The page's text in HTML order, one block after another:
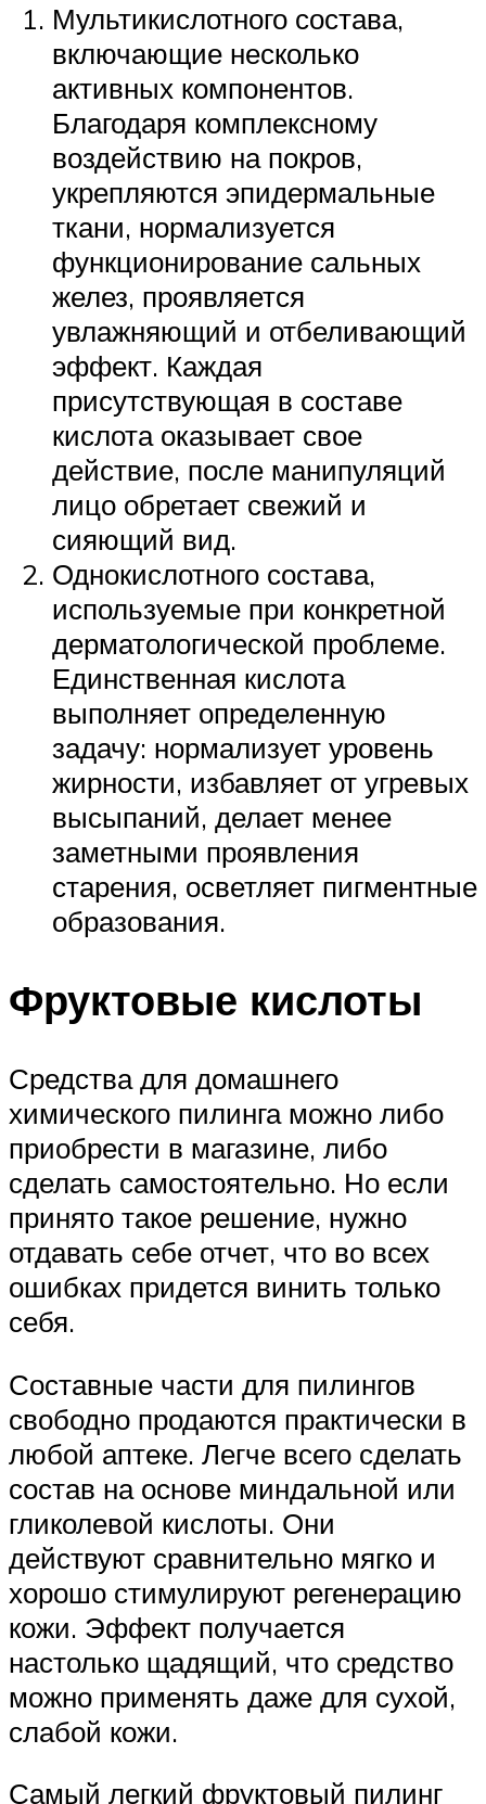
Мультикислотного состава,
включающие несколько
активных компонентов.
Благодаря комплексному
воздействию на покров,
укрепляются эпидермальные
ткани, нормализуется
функционирование сальных
желез, проявляется
увлажняющий и отбеливающий
эффект. Каждая
присутствующая в составе
кислота оказывает свое
действие, после манипуляций
лицо обретает свежий и
сияющий вид.
Однокислотного состава,
используемые при конкретной
дерматологической проблеме.
Единственная кислота
выполняет определенную
задачу: нормализует уровень
жирности, избавляет от угревых
высыпаний, делает менее
заметными проявления
старения, осветляет пигментные
образования.
Фруктовые кислоты
Средства для домашнего
химического пилинга можно либо
приобрести в магазине, либо
сделать самостоятельно. Но если
принято такое решение, нужно
отдавать себе отчет, что во всех
ошибках придется винить только
себя.
Составные части для пилингов
свободно продаются практически в
любой аптеке. Легче всего сделать
состав на основе миндальной или
гликолевой кислоты. Они
действуют сравнительно мягко и
хорошо стимулируют регенерацию
кожи. Эффект получается
настолько щадящий, что средство
можно применять даже для сухой,
слабой кожи.
Самый легкий фруктовый пилинг